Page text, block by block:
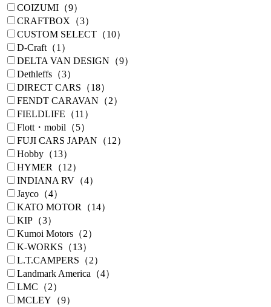
COIZUMI（9）
CRAFTBOX（3）
CUSTOM SELECT（10）
D-Craft（1）
DELTA VAN DESIGN（9）
Dethleffs（3）
DIRECT CARS（18）
FENDT CARAVAN（2）
FIELDLIFE（11）
Flott・mobil（5）
FUJI CARS JAPAN（12）
Hobby（13）
HYMER（12）
INDIANA RV（4）
Jayco（4）
KATO MOTOR（14）
KIP（3）
Kumoi Motors（2）
K-WORKS（13）
L.T.CAMPERS（2）
Landmark America（4）
LMC（2）
MCLEY（9）